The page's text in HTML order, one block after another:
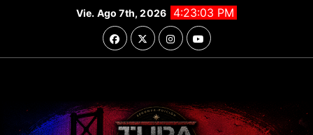
Vie. Ago 7th, 2026 4:23:04 PM